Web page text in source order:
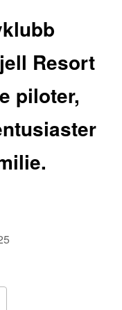
Resort
piloter,